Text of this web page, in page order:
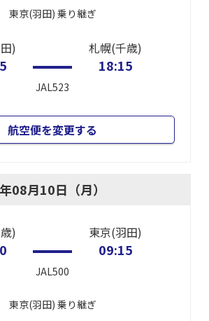
東京(羽田) 乗り継ぎ
)
JAL523
札幌(千歳)
18:15
航空便を変更する
08月10日（月）
)
JAL500
東京(羽田)
09:15
東京(羽田) 乗り継ぎ